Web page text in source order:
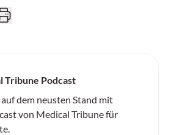
Tribune Podcast
dem neusten Stand mit
von Medical Tribune für